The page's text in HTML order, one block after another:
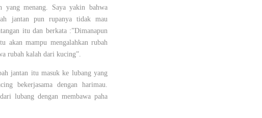
yang menang. Saya yakin bahwa
jantan pun rupanya tidak mau
itu dan berkata :”Dimanapun
akan mampu mengalahkan rubah
rubah kalah dari kucing”.
jantan itu masuk ke lubang yang
bekerjasama dengan harimau.
lubang dengan membawa paha